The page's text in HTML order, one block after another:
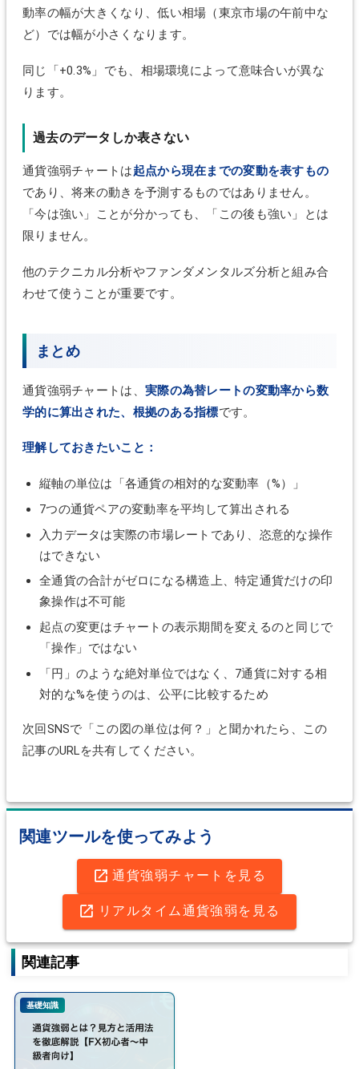
動率の幅が大きくなり、低い相場（東京市場の午前中な
ど）では幅が小さくなります。
同じ「+0.3%」でも、相場環境によって意味合いが異な
ります。
過去のデータしか表さない
通貨強弱チャートは起点から現在までの変動を表すもの
であり、将来の動きを予測するものではありません。
「今は強い」ことが分かっても、「この後も強い」とは
限りません。
他のテクニカル分析やファンダメンタルズ分析と組み合
わせて使うことが重要です。
まとめ
通貨強弱チャートは、 実際の為替レートの変動率から数
学的に算出された、根拠のある指標です。
理解しておきたいこと：
縦軸の単位は「各通貨の相対的な変動率（%）」
7つの通貨ペアの変動率を平均して算出される
入力データは実際の市場レートであり、恣意的な操作
はできない
全通貨の合計がゼロになる構造上、特定通貨だけの印
象操作は不可能
起点の変更はチャートの表示期間を変えるのと同じで
「操作」ではない
「円」のような絶対単位ではなく、7通貨に対する相
対的な%を使うのは、公平に比較するため
次回SNSで「この図の単位は何？」と聞かれたら、この
記事のURLを共有してください。
関連ツールを使ってみよう
通貨強弱チャートを見る
リアルタイム通貨強弱を見る
関連記事
基礎知識